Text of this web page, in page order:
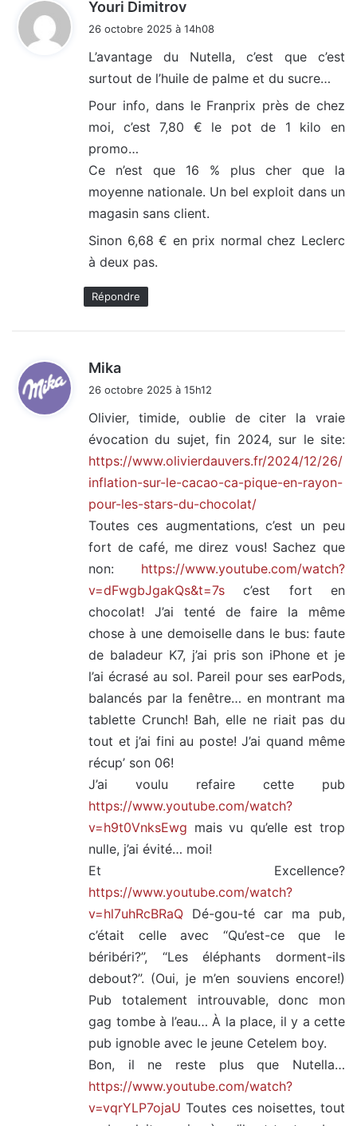
Youri Dimitrov
:
26 octobre 2025 à 14h08
L’avantage du Nutella, c’est que c’est
surtout de l’huile de palme et du sucre…
Pour info, dans le Franprix près de chez
moi, c’est 7,80 € le pot de 1 kilo en
promo…
Ce n’est que 16 % plus cher que la
moyenne nationale. Un bel exploit dans un
magasin sans client.
Sinon 6,68 € en prix normal chez Leclerc
à deux pas.
Répondre
Mika
:
26 octobre 2025 à 15h12
Olivier, timide, oublie de citer la vraie
évocation du sujet, fin 2024, sur le site:
https://www.olivierdauvers.fr/2024/12/26/
inflation-sur-le-cacao-ca-pique-en-rayon-
pour-les-stars-du-chocolat/
Toutes ces augmentations, c’est un peu
fort de café, me direz vous! Sachez que
non: https://www.youtube.com/watch?
v=dFwgbJgakQs&t=7s c’est fort en
chocolat! J’ai tenté de faire la même
chose à une demoiselle dans le bus: faute
de baladeur K7, j’ai pris son iPhone et je
l’ai écrasé au sol. Pareil pour ses earPods,
balancés par la fenêtre… en montrant ma
tablette Crunch! Bah, elle ne riait pas du
tout et j’ai fini au poste! J’ai quand même
récup’ son 06!
J’ai voulu refaire cette pub
https://www.youtube.com/watch?
v=h9t0VnksEwg mais vu qu’elle est trop
nulle, j’ai évité… moi!
Et Excellence?
https://www.youtube.com/watch?
v=hl7uhRcBRaQ Dé-gou-té car ma pub,
c’était celle avec “Qu’est-ce que le
béribéri?”, “Les éléphants dorment-ils
debout?”. (Oui, je m’en souviens encore!)
Pub totalement introuvable, donc mon
gag tombe à l’eau… À la place, il y a cette
pub ignoble avec le jeune Cetelem boy.
Bon, il ne reste plus que Nutella…
https://www.youtube.com/watch?
v=vqrYLP7ojaU Toutes ces noisettes, tout